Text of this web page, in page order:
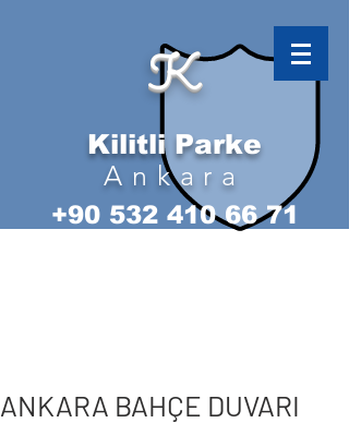
K
Kilitli Parke
Ankara
+90 532 410 66 71
ANKARA BAHÇE DUVARI